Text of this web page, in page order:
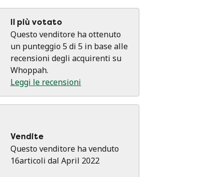
Il più votato
Questo venditore ha ottenuto
un punteggio 5 di 5 in base alle
recensioni degli acquirenti su
Whoppah.
Leggi le recensioni
Vendite
Questo venditore ha venduto
16articoli dal April 2022